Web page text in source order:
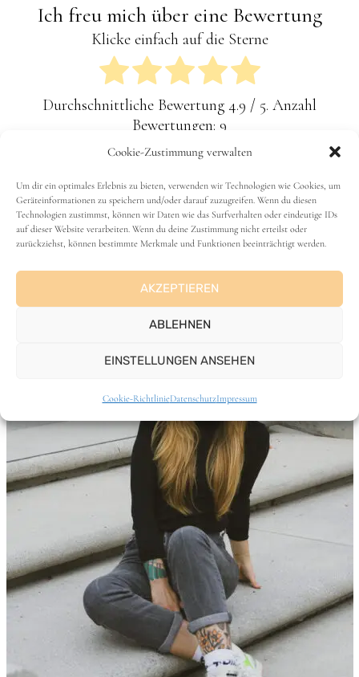
Cookie-Zustimmung verwalten
Um dir ein optimales Erlebnis zu bieten, verwenden wir Technologien wie Cookies, um
Geräteinformationen zu speichern und/oder darauf zuzugreifen. Wenn du diesen
Technologien zustimmst, können wir Daten wie das Surfverhalten oder eindeutige IDs
auf dieser Website verarbeiten. Wenn du deine Zustimmung nicht erteilst oder
zurückziehst, können bestimmte Merkmale und Funktionen beeinträchtigt werden.
AKZEPTIEREN
ABLEHNEN
EINSTELLUNGEN ANSEHEN
Cookie-RichtlinieDatenschutzImpressum
Ich freu mich über eine Bewertung
Klicke einfach auf die Sterne
Durchschnittliche Bewertung 4.9 / 5. Anzahl
Bewertungen: 9
Bulgur, Couscous & Co,Frühstück,Rezepte
Vanlife & Rezepte